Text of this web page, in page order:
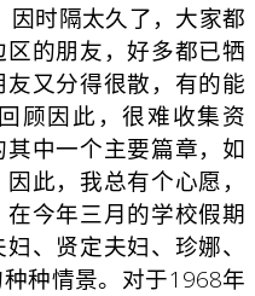
时隔太久了，大家都
的朋友，好多都已牺
又分得很散，有的能
顾因此，很难收集资
中一个主要篇章，如
此，我总有个心愿，
今年三月的学校假期
、贤定夫妇、珍娜、
种情景。对于1968年